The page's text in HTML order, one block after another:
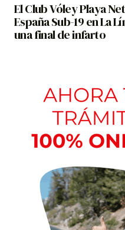
El Club Vóley Playa
España Sub-19 en La
una final de infarto